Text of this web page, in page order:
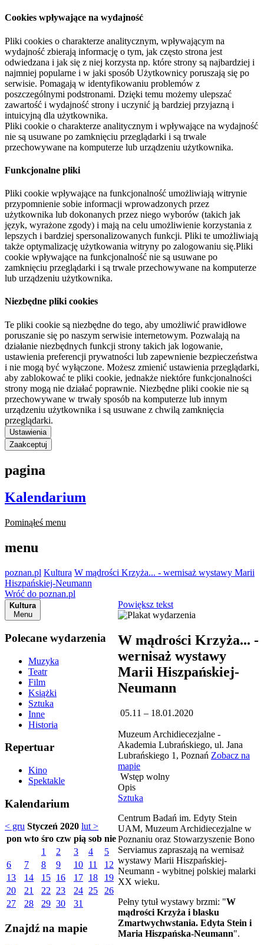
Cookies wpływające na wydajność
Pliki cookies o charakterze analitycznym, wpływającym na
wydajność zbierają informację o tym, jak często strona jest
odwiedzana i jak się z niej korzysta np. które strony są najbardziej i
najmniej popularne i w jaki sposób Użytkownicy poruszają się po
serwisie. Pomagają w identyfikowaniu problemów z
poszczególnymi podstronami. Dzięki temu możemy ulepszać
zawartość i wydajność strony i uczynić ją bardziej przyjazną i
intuicyjną dla użytkownika.
Pliki cookie o charakterze analitycznym i wpływające na wydajność
nie są usuwane po zamknięciu przeglądarki i są trwale
przechowywane na komputerze lub urządzeniu użytkownika.
Funkcjonalne pliki
Pliki cookie wpływające na funkcjonalność umożliwiają witrynie
przypomnienie sobie informacji wprowadzonych przez
użytkownika lub dokonanych przez niego wyborów (takich jak
język, wyrażone zgody) i mają na celu umożliwienie korzystania z
lepszych i bardziej spersonalizowanych funkcji. Pliki te umożliwiają
także optymalizację użytkowania witryny po zalogowaniu się.Pliki
cookie wpływające na funkcjonalność nie są usuwane po
zamknięciu przeglądarki i są trwale przechowywane na komputerze
lub urządzeniu użytkownika.
Niezbędne pliki cookies
Te pliki cookie są niezbędne do tego, aby umożliwić prawidłowe
poruszanie się po naszym serwisie internetowym. Pozwalają na
działanie niezbędnych funkcji strony takich jak logowanie,
ustawienia preferencji prywatności lub zapewnienie bezpieczeństwa
i nie mogą być wyłączone. Możesz zmienić ustawienia przeglądarki,
aby zablokować te pliki cookie, jednakże niektóre funkcjonalności
strony mogą nie działać poprawnie. Niezbędne pliki cookie nie są
przechowywane w trwały sposób na komputerze lub innym
urządzeniu użytkownika i są usuwane z chwilą zamknięcia
przeglądarki.
Ustawienia
Zaakceptuj
pagina
Kalendarium
Pominąłeś menu
menu
poznan.pl Kultura W mądrości Krzyża... - wernisaż wystawy Marii
Hiszpańskiej-Neumann
Wróć do poznan.pl
Kultura
Menu
Polecane wydarzenia
Muzyka
Teatr
Film
Książki
Sztuka
Inne
Historia
Repertuar
Kino
Spektakle
Kalendarium
< gru Styczeń 2020 lut >
pon wto śro czw pią sob nie
1
2 3 4
5
6
7 8 9 10 11
12
13
14 15 16 17 18
19
20
21 22 23 24 25
26
27
28 29 30 31
Znajdź na mapie
Powiększ tekst
W mądrości Krzyża... -
wernisaż wystawy
Marii Hiszpańskiej-
Neumann
05.11 – 18.01.2020
Muzeum Archidiecezjalne -
Akademia Lubrańskiego, ul. Jana
Lubrańskiego 1, Poznań Zobacz na
mapie
Wstęp wolny
Opis
Sztuka
Centrum Badań im. Edyty Stein
UAM, Muzeum Archidiecezjalne w
Poznaniu oraz Stowarzyszenie Bono
Serviamus zapraszają na wernisaż
wystawy Marii Hiszpańskiej-
Neumann - wybitnej polskiej malarki
XX wieku.
Pełny tytuł wystawy brzmi: "W
mądrości Krzyża i blasku
Zmartwychwstania. Edyta Stein i
Maria Hiszpańska-Neumann".